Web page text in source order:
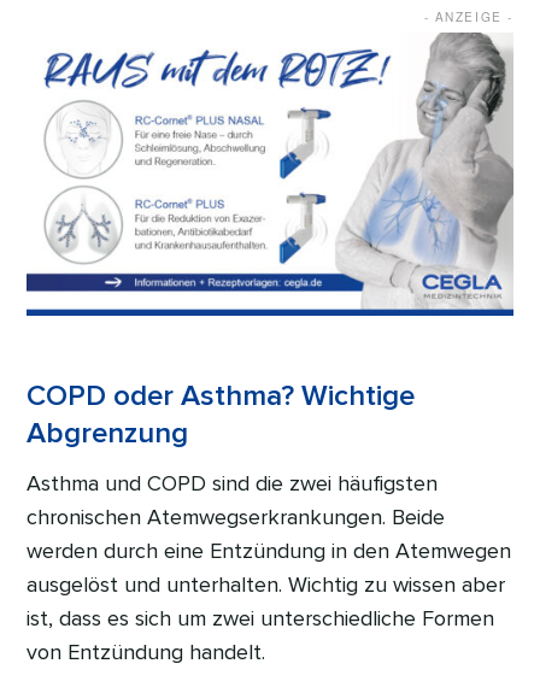
COPD oder Asthma? Wichtige
Abgrenzung
Asthma und COPD sind die zwei häufigsten
chronischen Atemwegserkrankungen. Beide
werden durch eine Entzündung in den Atemwegen
ausgelöst und unterhalten. Wichtig zu wissen aber
ist, dass es sich um zwei unterschiedliche Formen
von Entzündung handelt.